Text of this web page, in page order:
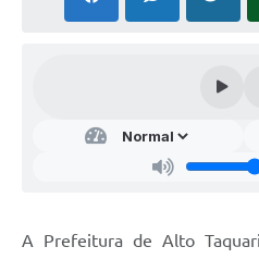
A Prefeitura de Alto